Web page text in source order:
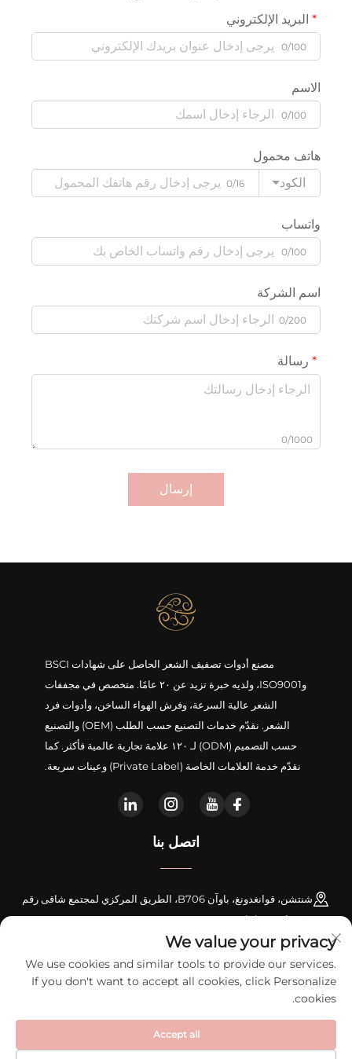
البريد الإلكتروني
0/100
الاسم
0/100
هاتف محمول
الكود
0/16
واتساب
0/100
اسم الشركة
0/200
رسالة
0/1000
إرسال
مصنع أدوات تصفيف الشعر الحاصل على شهادات BSCI
وISO9001، ولديه خبرة تزيد عن ٢٠ عامًا. متخصص في مجففات
الشعر عالية السرعة، وفرش الهواء الساخن، وأدوات فرد
الشعر. نقدّم خدمات التصنيع حسب الطلب (OEM) والتصنيع
حسب التصميم (ODM) لـ ١٢٠ علامة تجارية عالمية فأكثر. كما
نقدّم خدمة العلامات الخاصة (Private Label) وعينات سريعة.
اتصل بنا
شنتشن، قوانغدونغ، باوآن B706، الطريق المركزي لمجتمع شاقى رقم
16، شارع شينكياو
+86-18948311339
[email protected]
حقوق الملكية © 2026 لشركة شنتشن زيكسي للإلكترونيات الذكية المحدودة. جميع
الحقوق محفوظة.سياسة الخصوصية
We value your privacy
We use cookies and similar tools to provide our services.
If you don't want to accept all cookies, click Personalize
cookies.
Accept all